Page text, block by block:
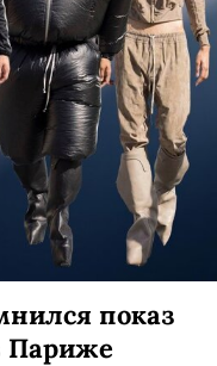
показ
Париже